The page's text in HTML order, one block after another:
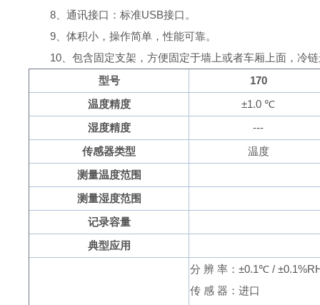
8 、通讯接口：标准USB接口。
9 、体积小，操作简单，性能可靠。
10 、包含固定支架，方便固定于墙上或者车厢上面，冷
型号
170
温度精度
±1.0 ℃
湿度精度
---
传感器类型
温度
测量温度范围
测量湿度范围
记录容量
典型应用
分 辨 率： ±0.1℃ /
传 感 器：进口